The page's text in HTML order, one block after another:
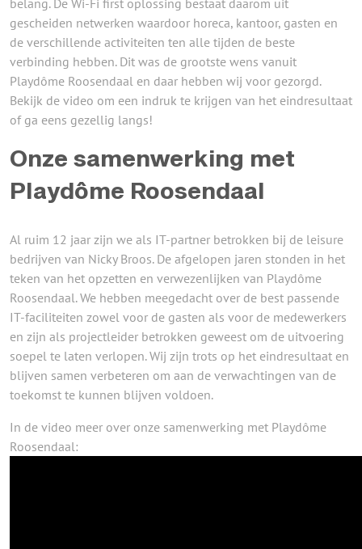
belang. De Wi-Fi first oplossing bestaat daarom uit
gescheiden netwerken waardoor horeca, kantoor, gasten en
de verschillende activiteiten ten alle tijden de beste
verbinding hebben. Dit was de grootste wens vanuit
Playdôme Roosendaal en daar hebben wij voor gezorgd.
Bekijk de video om een indruk te krijgen van het eindresultaat
of ga eens gezellig langs!
Onze samenwerking met
Playdôme Roosendaal
Al ruim 12 jaar zijn we als IT-partner betrokken bij de leisure
bedrijven van Nicky Broos. De afgelopen jaren stonden in het
teken van het opzetten en verwezenlijken van Playdôme
Roosendaal. We hebben meegedacht over de best passende
IT-faciliteiten zowel voor de gasten als voor de medewerkers
en zijn als projectleider betrokken geweest om de uitvoering
soepel te laten verlopen. Wij zijn trots op het eindresultaat en
blijven samen verbeteren om aan de verwachtingen van de
toekomst te kunnen blijven voldoen.
In de video meer over onze samenwerking met Playdôme
Roosendaal: